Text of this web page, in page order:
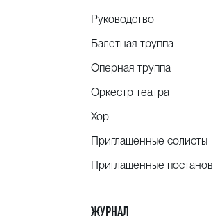
Руководство
Балетная труппа
Оперная труппа
Оркестр театра
Хор
Приглашенные солисты
Приглашенные
ЖУРНАЛ